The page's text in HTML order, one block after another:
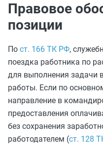
Правовое
позиции
По ст. 166 ТК РФ,
поездка работника по
для выполнения задачи
работы. Если по
направление в
предоставления
без сохранения
работодателем (ст. 128